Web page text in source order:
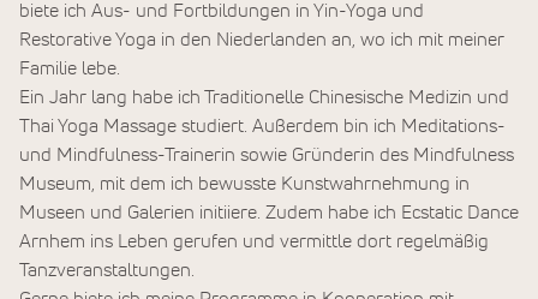
biete ich Aus- und Fortbildungen in Yin-Yoga und
Restorative Yoga in den Niederlanden an, wo ich mit meiner
Familie lebe.
Ein Jahr lang habe ich Traditionelle Chinesische Medizin und
Thai Yoga Massage studiert. Außerdem bin ich Meditations-
und Mindfulness-Trainerin sowie Gründerin des Mindfulness
Museum, mit dem ich bewusste Kunstwahrnehmung in
Museen und Galerien initiiere. Zudem habe ich Ecstatic Dance
Arnhem ins Leben gerufen und vermittle dort regelmäßig
Tanzveranstaltungen.